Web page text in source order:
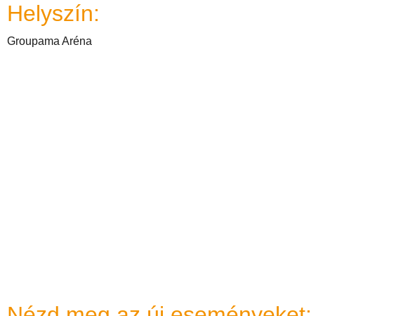
Helyszín:
Groupama Aréna